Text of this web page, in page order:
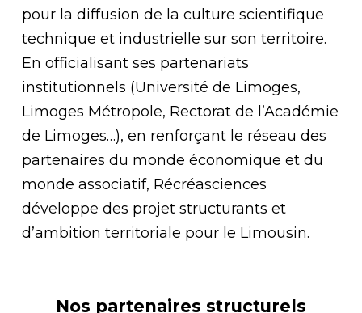
pour la diffusion de la culture scientifique
technique et industrielle sur son territoire.
En officialisant ses partenariats
institutionnels (Université de Limoges,
Limoges Métropole, Rectorat de l’Académie
de Limoges…), en renforçant le réseau des
partenaires du monde économique et du
monde associatif, Récréasciences
développe des projet structurants et
d’ambition territoriale pour le Limousin.
Nos partenaires structurels